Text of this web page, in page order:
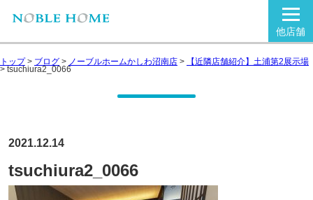
他店舗
トップ> ブログ > ノーブルホームかしわ沼南店 > 【近隣店舗紹介】土浦第2展示場
> tsuchiura2_0066
2021.12.14
tsuchiura2_0066